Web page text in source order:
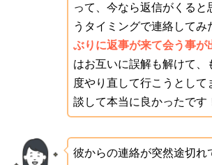
って、今なら返信がくると
うタイミングで連絡してみ
ぶりに返事が来て会う事が
はお互いに誤解も解けて、
度やり直して行こうとして
談して本当に良かったです
彼からの連絡が突然途切れ